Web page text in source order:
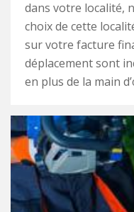
dans votre localité,
choix de cette
sur votre facture
déplacement sont
en plus de la main